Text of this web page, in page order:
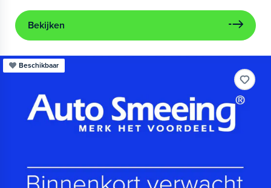
Bekijken
Beschikbaar